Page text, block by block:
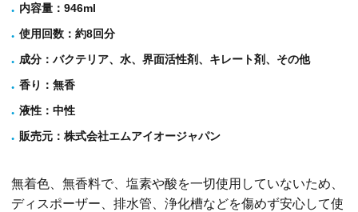
内容量 ：946ml
使用回数 ：約8回分
成分 ：バクテリア、水、界面活性剤、キレート剤、その他
香り ：無香
液性 ：中性
販売元 ：株式会社エムアイオージャパン
無着色、無香料で、塩素や酸を一切使用していないため、
ディスポーザー、排水管、浄化槽などを傷めず安心して使